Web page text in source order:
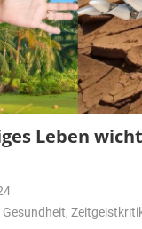
Leben
Matt
Gesundheit,